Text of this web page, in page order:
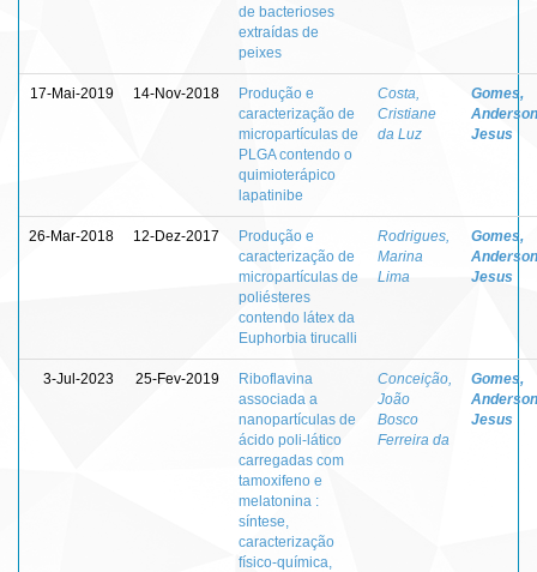
de bacterioses
extraídas de
peixes
17-Mai-2019 14-Nov-2018
Produção e
caracterização de
micropartículas de
PLGA contendo o
quimioterápico
lapatinibe
Costa,
Cristiane
da Luz
Gomes,
Jesus
26-Mar-2018 12-Dez-2017
Produção e
caracterização de
micropartículas de
poliésteres
contendo látex da
Euphorbia tirucalli
Rodrigues,
Marina
Lima
Gomes,
Jesus
3-Jul-2023 25-Fev-2019
Riboflavina
associada a
nanopartículas de
ácido poli-lático
carregadas com
tamoxifeno e
melatonina :
síntese,
caracterização
físico-química,
Conceição,
João
Bosco
Ferreira da
Gomes,
Jesus